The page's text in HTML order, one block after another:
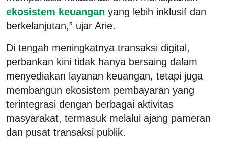
ekosistem keuangan yang lebih inklusif dan
berkelanjutan,” ujar Arie.
Di tengah meningkatnya transaksi digital,
perbankan kini tidak hanya bersaing dalam
menyediakan layanan keuangan, tetapi juga
membangun ekosistem pembayaran yang
terintegrasi dengan berbagai aktivitas
masyarakat, termasuk melalui ajang pameran
dan pusat transaksi publik.